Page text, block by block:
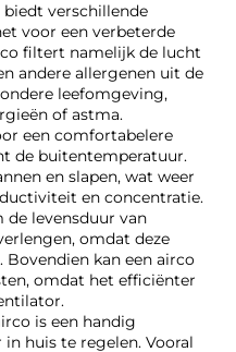
verschillende
voor een verbeterde
filtert namelijk de lucht
andere allergenen uit de
leefomgeving,
of astma.
een comfortabelere
de buitentemperatuur.
en slapen, wat weer
en concentratie.
de levensduur van
omdat deze
kan een airco
omdat het efficiënter
is een handig
huis te regelen. Vooral